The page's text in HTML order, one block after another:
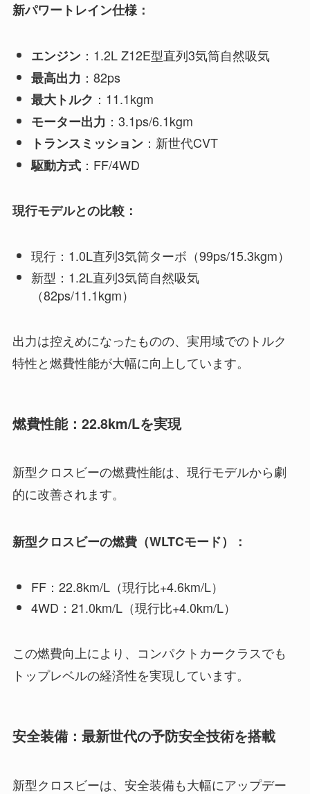
新パワートレイン仕様：
エンジン：1.2L Z12E型直列3気筒自然吸気
最高出力 ：82ps
最大トルク ：11.1kgm
モーター出力 ：3.1ps/6.1kgm
トランスミッション：新世代CVT
駆動方式：FF/4WD
現行モデルとの比較：
現行：1.0L直列3気筒ターボ（99ps/15.3kgm）
新型：1.2L直列3気筒自然吸気
（82ps/11.1kgm）
出力は控えめになったものの、実用域でのトルク
特性と燃費性能が大幅に向上しています。
燃費性能：22.8km/Lを実現
新型クロスビーの燃費性能は、現行モデルから劇
的に改善されます。
新型クロスビーの燃費（WLTCモード）：
FF：22.8km/L（現行比+4.6km/L）
4WD：21.0km/L（現行比+4.0km/L）
この燃費向上により、コンパクトカークラスでも
トップレベルの経済性を実現しています。
安全装備：最新世代の予防安全技術を搭載
新型クロスビーは、安全装備も大幅にアップデー